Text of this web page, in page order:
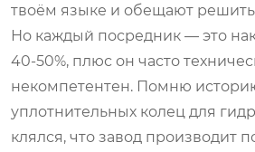
твоём языке и обещают
Но каждый посредник — это
40-50%, плюс он часто
некомпетентен. Помню
уплотнительных колец для
клялся, что завод производит